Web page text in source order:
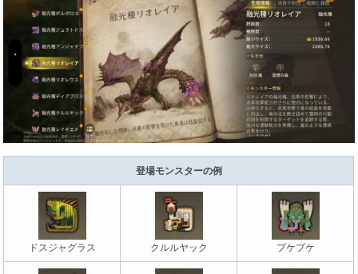
登場モンスターの例
ドスジャグラス クルルヤック プケプケ